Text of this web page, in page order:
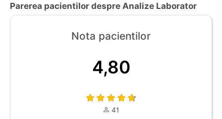
Parerea pacientilor despre Analize Laborator
Nota pacientilor
4,80
41